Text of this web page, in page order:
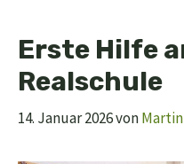
Erste Hilfe
Realschule
14. Januar 2026von